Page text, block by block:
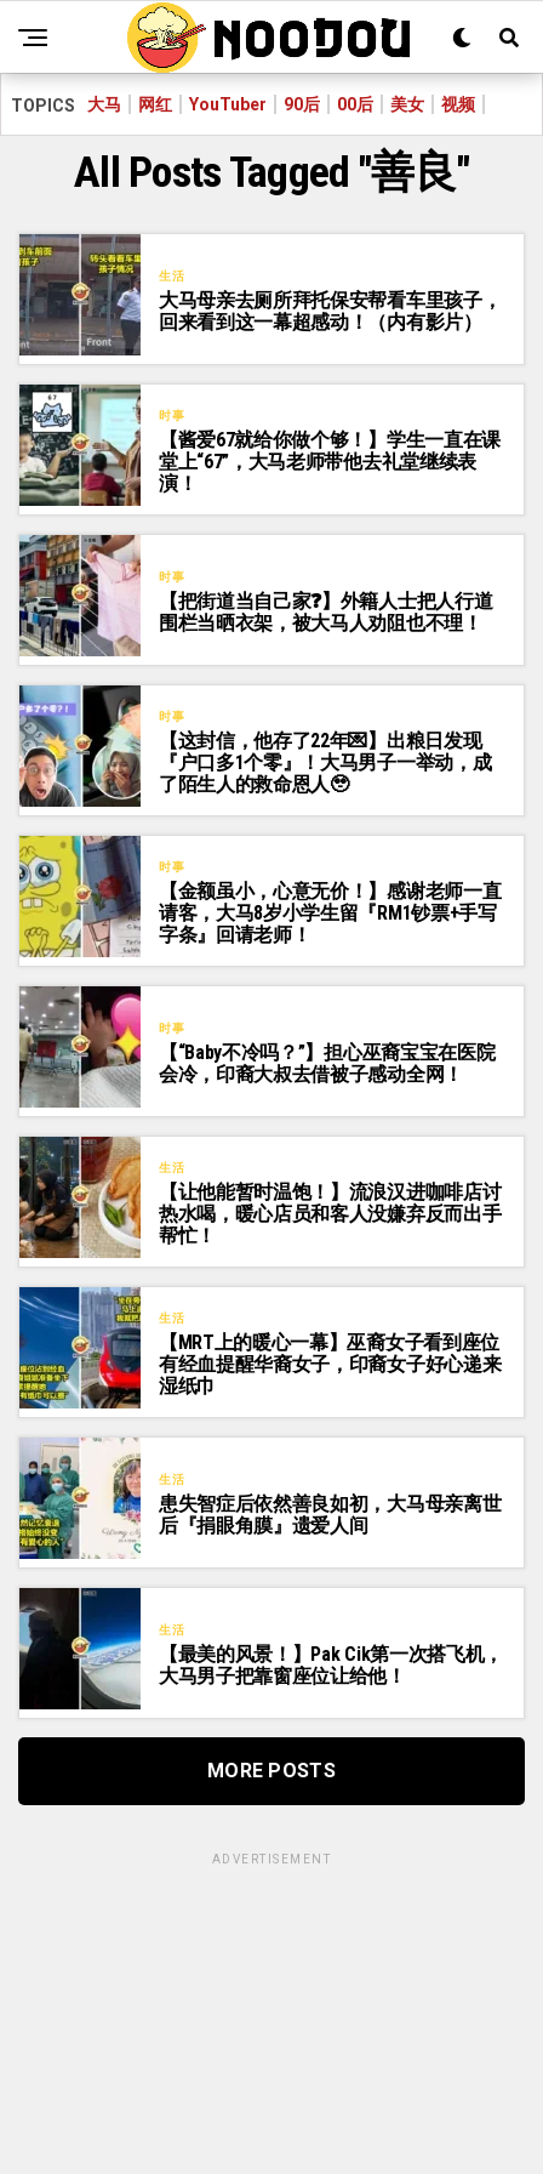
TOPICS 大马 网红 YouTuber 90后 00后 美女 视频
All Posts Tagged "善良"
生活
大马母亲去厕所拜托保安帮看车里孩子，
回来看到这一幕超感动！（内有影片）
时事
【酱爱67就给你做个够！】学生一直在课
堂上“67”，大马老师带他去礼堂继续表
演！
时事
【把街道当自己家❓】外籍人士把人行道
围栏当晒衣架，被大马人劝阻也不理！
时事
【这封信，他存了22年💌】出粮日发现
『户口多1个零』！大马男子一举动，成
了陌生人的救命恩人🥹
时事
【金额虽小，心意无价！】感谢老师一直
请客，大马8岁小学生留『RM1钞票+手写
字条』回请老师！
时事
【“Baby不冷吗？”】担心巫裔宝宝在医院
会冷，印裔大叔去借被子感动全网！
生活
【让他能暂时温饱！】流浪汉进咖啡店讨
热水喝，暖心店员和客人没嫌弃反而出手
帮忙！
生活
【MRT上的暖心一幕】巫裔女子看到座位
有经血提醒华裔女子，印裔女子好心递来
湿纸巾
生活
患失智症后依然善良如初，大马母亲离世
后『捐眼角膜』遗爱人间
生活
【最美的风景！】Pak Cik第一次搭飞机，
大马男子把靠窗座位让给他！
MORE POSTS
ADVERTISEMENT